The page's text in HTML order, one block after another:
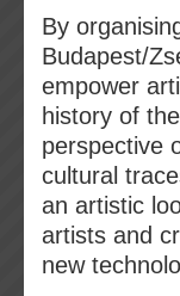
By
Budapest/
empower
history of
perspective
cultural
an artistic
artists and
new